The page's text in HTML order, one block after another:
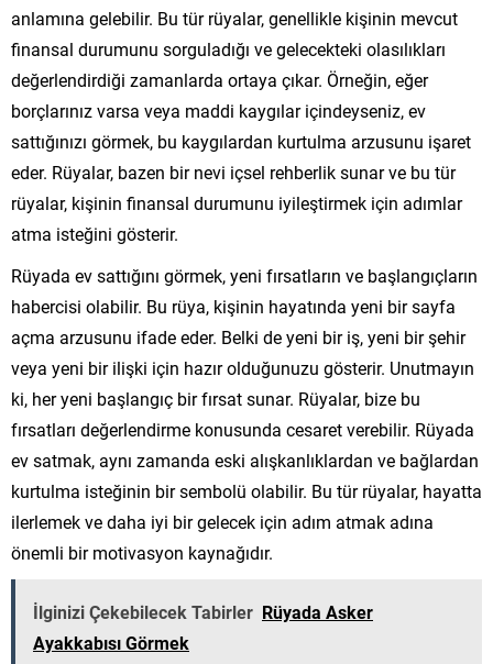
anlamına gelebilir. Bu tür rüyalar, genellikle kişinin mevcut
finansal durumunu sorguladığı ve gelecekteki olasılıkları
değerlendirdiği zamanlarda ortaya çıkar. Örneğin, eğer
borçlarınız varsa veya maddi kaygılar içindeyseniz, ev
sattığınızı görmek, bu kaygılardan kurtulma arzusunu işaret
eder. Rüyalar, bazen bir nevi içsel rehberlik sunar ve bu tür
rüyalar, kişinin finansal durumunu iyileştirmek için adımlar
atma isteğini gösterir.
Rüyada ev sattığını görmek, yeni fırsatların ve başlangıçların
habercisi olabilir. Bu rüya, kişinin hayatında yeni bir sayfa
açma arzusunu ifade eder. Belki de yeni bir iş, yeni bir şehir
veya yeni bir ilişki için hazır olduğunuzu gösterir. Unutmayın
ki, her yeni başlangıç bir fırsat sunar. Rüyalar, bize bu
fırsatları değerlendirme konusunda cesaret verebilir. Rüyada
ev satmak, aynı zamanda eski alışkanlıklardan ve bağlardan
kurtulma isteğinin bir sembolü olabilir. Bu tür rüyalar, hayatta
ilerlemek ve daha iyi bir gelecek için adım atmak adına
önemli bir motivasyon kaynağıdır.
İlginizi Çekebilecek Tabirler Rüyada Asker
Ayakkabısı Görmek